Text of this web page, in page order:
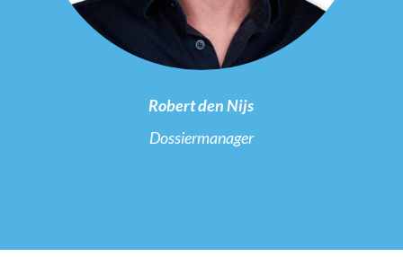
Robert den Nijs
Dossiermanager